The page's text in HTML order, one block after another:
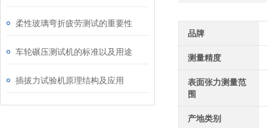
柔性玻璃弯折疲劳测试的重要性
车轮碾压测试机的标准以及用途
插拔力试验机原理结构及应用
品牌
测量精度
表面张力测量范
围
产地类别